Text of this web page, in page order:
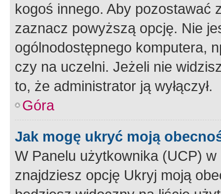
kogoś innego. Aby pozostawać
zaznacz powyższą opcję. Nie
ogólnodostępnego komputera,
czy na uczelni. Jeżeli nie
to, że administrator ją wyłączył.
Góra
Jak mogę ukryć moją
W Panelu użytkownika (UCP) w
znajdziesz opcję Ukryj moją